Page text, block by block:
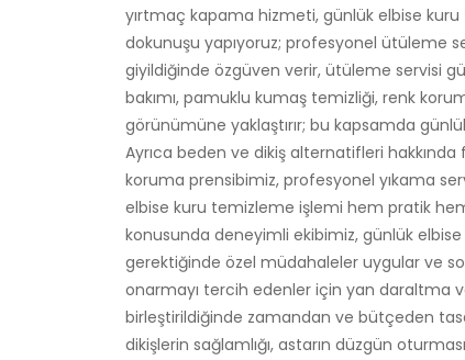
yırtmaç kapama hizmeti, günlük elbise
dokunuşu yapıyoruz; profesyonel ütüleme
giyildiğinde özgüven verir, ütüleme servisi
bakımı, pamuklu kumaş temizliği, renk
görünümüne yaklaştırır; bu kapsamda
Ayrıca beden ve dikiş alternatifleri
koruma prensibimiz, profesyonel yıkama
elbise kuru temizleme işlemi hem pratik
konusunda deneyimli ekibimiz, günlük
gerektiğinde özel müdahaleler uygular ve
onarmayı tercih edenler için yan daraltma
birleştirildiğinde zamandan ve bütçeden
dikişlerin sağlamlığı, astarın düzgün